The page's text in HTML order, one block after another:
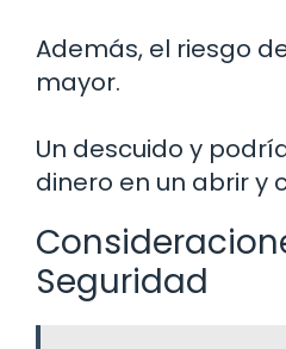
Además, el riesgo
mayor.
Un descuido y
dinero en un abrir y
Seguridad